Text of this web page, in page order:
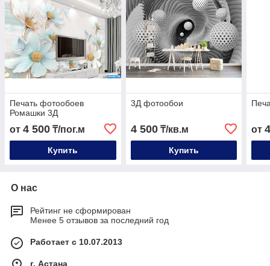
Печать фотообоев
Ромашки 3Д
от 4 500 ₸/пог.м
Купить
3Д фотообои
4 500₸/кв.м
Купить
от
О нас
Рейтинг не сформирован
Менее 5 отзывов за последний год
Работает с 10.07.2013
г. Астана